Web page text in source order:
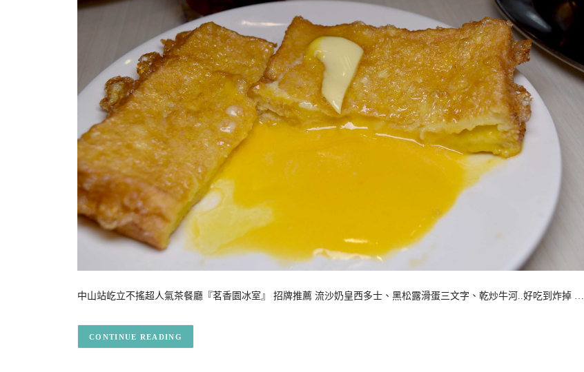
中山站屹立不搖超人氣茶餐廳『茗香園冰室』 招牌推薦 流沙奶皇西多士、黑松露滑蛋三文字、乾炒牛河..好吃到炸掉 …
CONTINUE READING